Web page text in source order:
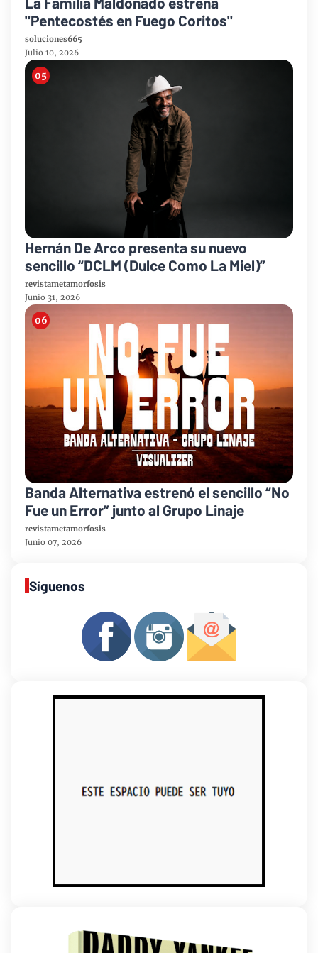
"Pentecostés en Fuego Coritos"
soluciones665
Julio 10, 2026
Hernán De Arco presenta su nuevo
sencillo “DCLM (Dulce Como La Miel)”
revistametamorfosis
Junio 31, 2026
Banda Alternativa estrenó el sencillo “No
Fue un Error” junto al Grupo Linaje
revistametamorfosis
Junio 07, 2026
Síguenos